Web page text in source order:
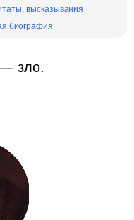
высказывания
биография
зло.